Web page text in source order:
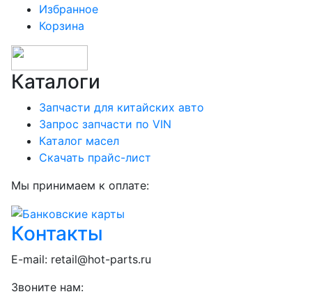
Избранное
Корзина
Каталоги
Запчасти для китайских авто
Запрос запчасти по VIN
Каталог масел
Скачать прайс-лист
Мы принимаем к оплате:
Контакты
E-mail: retail@hot-parts.ru
Звоните нам: